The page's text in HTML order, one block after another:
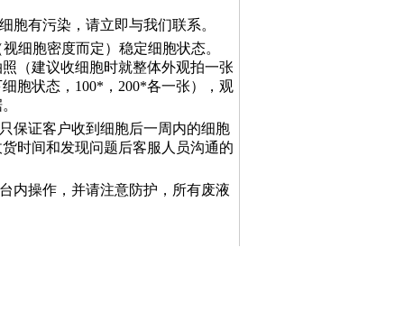
胞有污染，请立即与我们联系。
细胞密度而定）稳定细胞状态。
（建议收细胞时就整体外观拍一张
胞状态，100*，200*各一张），观
保证客户收到细胞后一周内的细胞
时间和发现问题后客服人员沟通的
内操作，并请注意防护，所有废液